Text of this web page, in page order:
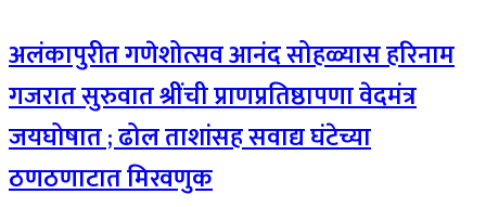
अलंकापुरीत गणेशोत्सव आनंद सोहळ्यास हरिनाम
गजरात सुरुवात श्रींची प्राणप्रतिष्ठापणा वेदमंत्र
जयघोषात ; ढोल ताशांसह सवाद्य घंटेच्या
ठणठणाटात मिरवणुक